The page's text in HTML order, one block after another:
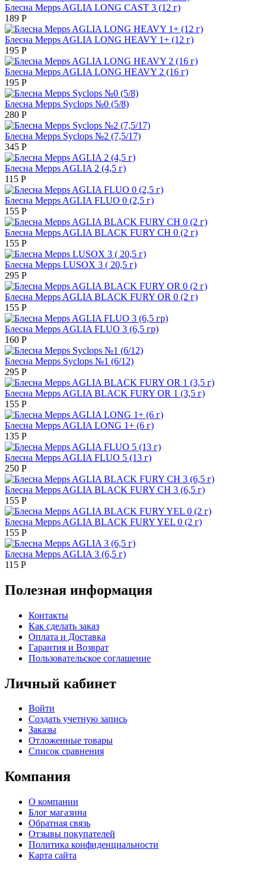
Блесна Mepps AGLIA LONG CAST 3 (12 г)
189 Р
Блесна Mepps AGLIA LONG HEAVY 1+ (12 г)
195 Р
Блесна Mepps AGLIA LONG HEAVY 2 (16 г)
195 Р
Блесна Mepps Syclops №0 (5/8)
280 Р
Блесна Mepps Syclops №2 (7,5/17)
345 Р
Блесна Mepps AGLIA 2 (4,5 г)
115 Р
Блесна Mepps AGLIA FLUO 0 (2,5 г)
155 Р
Блесна Mepps AGLIA BLACK FURY CH 0 (2 г)
155 Р
Блесна Mepps LUSOX 3 ( 20,5 г)
295 Р
Блесна Mepps AGLIA BLACK FURY OR 0 (2 г)
155 Р
Блесна Mepps AGLIA FLUO 3 (6,5 гр)
160 Р
Блесна Mepps Syclops №1 (6/12)
295 Р
Блесна Mepps AGLIA BLACK FURY OR 1 (3,5 г)
155 Р
Блесна Mepps AGLIA LONG 1+ (6 г)
135 Р
Блесна Mepps AGLIA FLUO 5 (13 г)
250 Р
Блесна Mepps AGLIA BLACK FURY CH 3 (6,5 г)
155 Р
Блесна Mepps AGLIA BLACK FURY YEL 0 (2 г)
155 Р
Блесна Mepps AGLIA 3 (6,5 г)
115 Р
Полезная информация
Контакты
Как сделать заказ
Оплата и Доставка
Гарантия и Возврат
Пользовательское соглашение
Личный кабинет
Войти
Создать учетную запись
Заказы
Отложенные товары
Список сравнения
Компания
О компании
Блог магазина
Обратная связь
Отзывы покупателей
Политика конфиденциальности
Карта сайта